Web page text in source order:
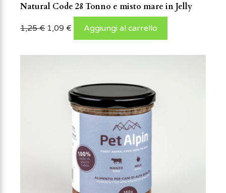
Natural Code 28 Tonno e misto mare in Jelly
1,25€ 1,09 € Aggiungi al carrello